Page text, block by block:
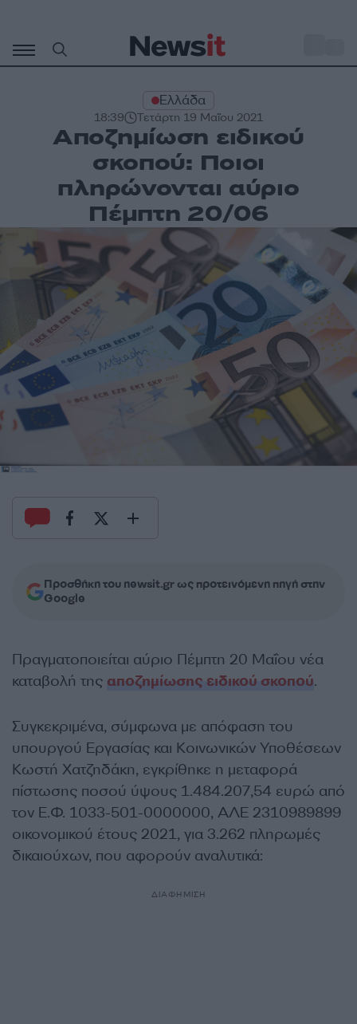
περιεχόμενο
Ελλάδα
18:39 Τετάρτη 19 Μαΐου 2021
Αποζημίωση ειδικού
σκοπού: Ποιοι
πληρώνονται αύριο
Πέμπτη 20/06
Προσθήκη του newsit.gr ως προτεινόμενη πηγή στην
Google
Πραγματοποιείται αύριο Πέμπτη 20 Μαΐου νέα
καταβολή της αποζημίωσης ειδικού σκοπού.
Συγκεκριμένα, σύμφωνα με απόφαση του
υπουργού Εργασίας και Κοινωνικών Υποθέσεων
Κωστή Χατζηδάκη, εγκρίθηκε η μεταφορά
πίστωσης ποσού ύψους 1.484.207,54 ευρώ από
τον Ε.Φ. 1033-501-0000000, ΑΛΕ 2310989899
οικονομικού έτους 2021, για 3.262 πληρωμές
δικαιούχων, που αφορούν αναλυτικά:
ΔΙΑΦΗΜΙΣΗ